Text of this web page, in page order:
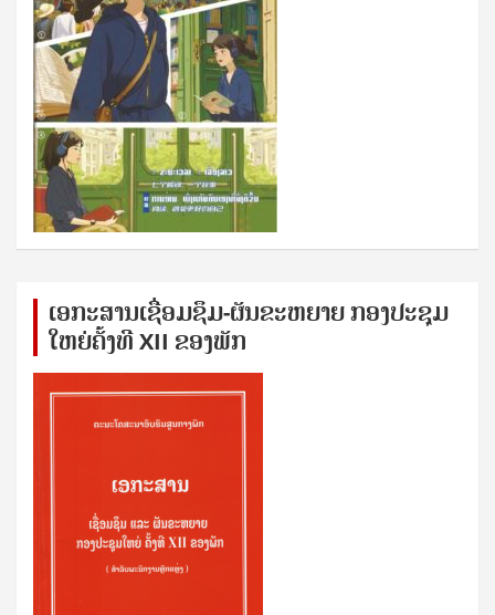
ເອກ​ະ​ສານ​ເຊ​ື່ອມ​ຊ​ຶມ-ຜັນ​ຂະ​ຫ​ຍາຍ ກອງ​ປະ​ຊຸມ​
ໃຫຍ່​ຄັ້ງ​ທີ XII ຂອງ​ພັກ